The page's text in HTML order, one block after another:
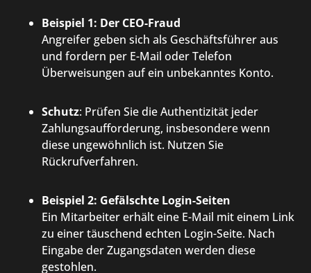
Beispiel 1: Der CEO-Fraud
Angreifer geben sich als Geschäftsführer aus
und fordern per E-Mail oder Telefon
Überweisungen auf ein unbekanntes Konto.
Schutz: Prüfen Sie die Authentizität jeder
Zahlungsaufforderung, insbesondere wenn
diese ungewöhnlich ist. Nutzen Sie
Rückrufverfahren.
Beispiel 2: Gefälschte Login-Seiten
Ein Mitarbeiter erhält eine E-Mail mit einem Link
zu einer täuschend echten Login-Seite. Nach
Eingabe der Zugangsdaten werden diese
gestohlen.